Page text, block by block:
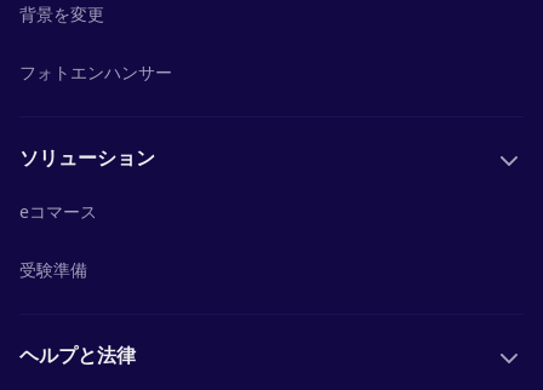
背景を変更
フォトエンハンサー
ソリューション
eコマース
受験準備
ヘルプと法律